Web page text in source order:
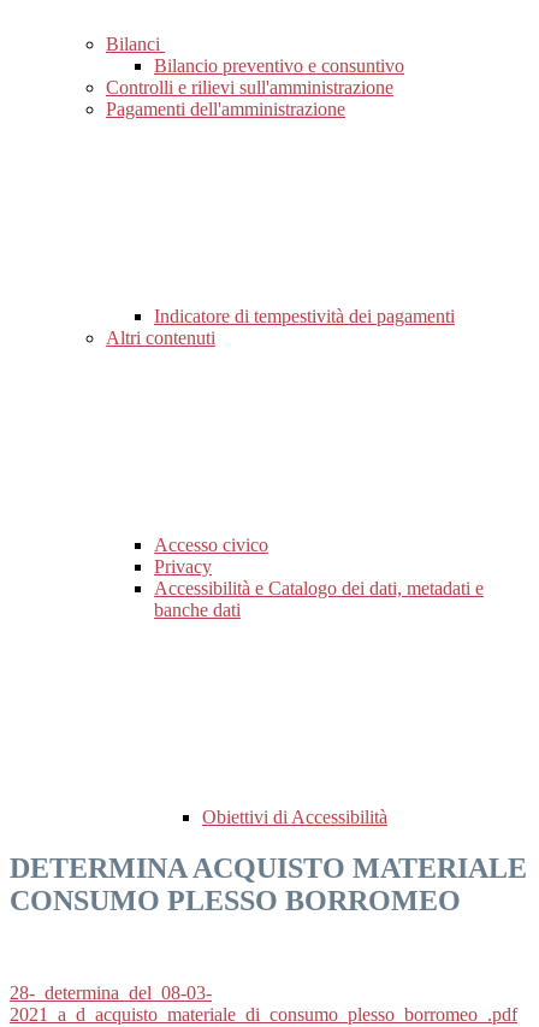
Bilanci
Bilancio preventivo e consuntivo
Controlli e rilievi sull'amministrazione
Pagamenti dell'amministrazione
Indicatore di tempestività dei pagamenti
Altri contenuti
Accesso civico
Privacy
Accessibilità e Catalogo dei dati, metadati e
banche dati
Obiettivi di Accessibilità
DETERMINA ACQUISTO MATERIALE
CONSUMO PLESSO BORROMEO
28-_determina_del_08-03-
2021_a_d_acquisto_materiale_di_consumo_plesso_borromeo_.pdf